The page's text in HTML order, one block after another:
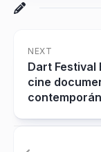
NEXT
Dart Festival
cine